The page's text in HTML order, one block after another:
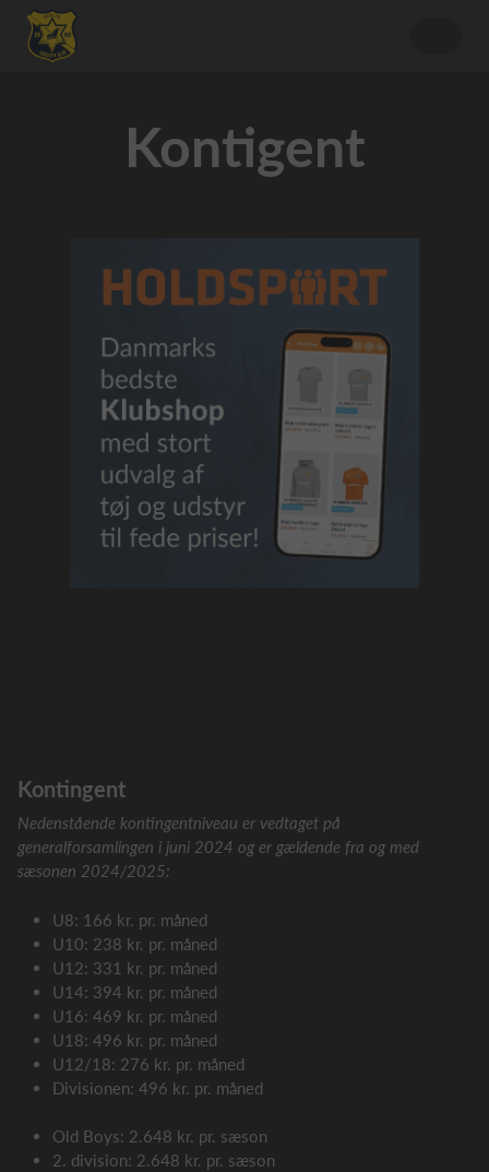
Kontigent
Kontingent
Nedenstående kontingentniveau er vedtaget på
generalforsamlingen i juni 2024 og er gældende fra og med
sæsonen 2024/2025:
U8: 166 kr. pr. måned
U10: 238 kr. pr. måned
U12: 331 kr. pr. måned
U14: 394 kr. pr. måned
U16: 469 kr. pr. måned
U18: 496 kr. pr. måned
U12/18: 276 kr. pr. måned
Divisionen: 496 kr. pr. måned
Old Boys: 2.648 kr. pr. sæson
2. division: 2.648 kr. pr. sæson